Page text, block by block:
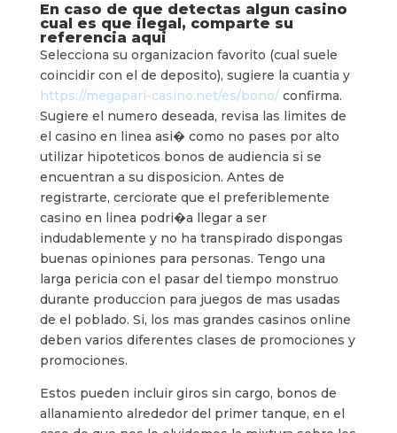
En caso de que detectas algun casino
cual es que ilegal, comparte su
referencia aqui
Selecciona su organizacion favorito (cual suele
coincidir con el de deposito), sugiere la cuantia y
https://megapari-casino.net/es/bono/confirma.
Sugiere el numero deseada, revisa las limites de
el casino en linea asi� como no pases por alto
utilizar hipoteticos bonos de audiencia si se
encuentran a su disposicion. Antes de
registrarte, cerciorate que el preferiblemente
casino en linea podri�a llegar a ser
indudablemente y no ha transpirado dispongas
buenas opiniones para personas. Tengo una
larga pericia con el pasar del tiempo monstruo
durante produccion para juegos de mas usadas
de el poblado. Si, los mas grandes casinos online
deben varios diferentes clases de promociones y
promociones.
Estos pueden incluir giros sin cargo, bonos de
allanamiento alrededor del primer tanque, en el